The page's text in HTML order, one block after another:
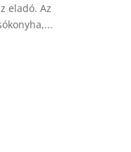
eladó. Az